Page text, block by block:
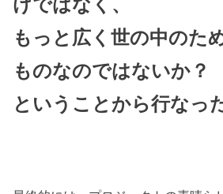
けではなく、
もっと広く世の中のた
ものなのではないか？
ということから行なっ